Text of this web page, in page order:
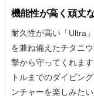
機能性が高く頑丈
耐久性が高い「Ultra
を兼ね備えたチタニ
撃から守ってくれま
トルまでのダイビン
ンチャーを楽しみた